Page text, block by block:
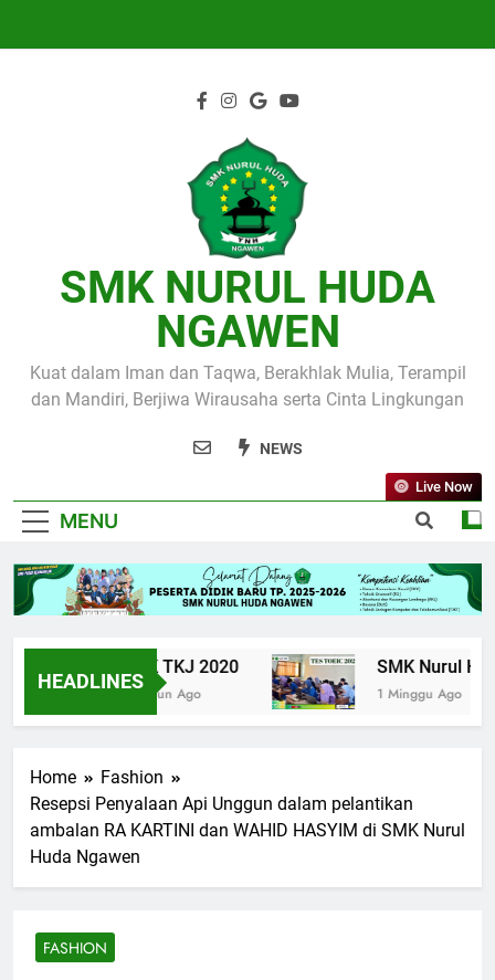
SMK NURUL HUDA
NGAWEN
Kuat dalam Iman dan Taqwa, Berakhlak Mulia, Terampil
dan Mandiri, Berjiwa Wirausaha serta Cinta Lingkungan
NEWS
MENU
Live Now
HEADLINES
UPK TKJ 2020
6 Tahun Ago
SMK Nurul
1 Minggu Ago
Home
Fashion
Resepsi Penyalaan Api Unggun dalam pelantikan
ambalan RA KARTINI dan WAHID HASYIM di SMK Nurul
Huda Ngawen
FASHION